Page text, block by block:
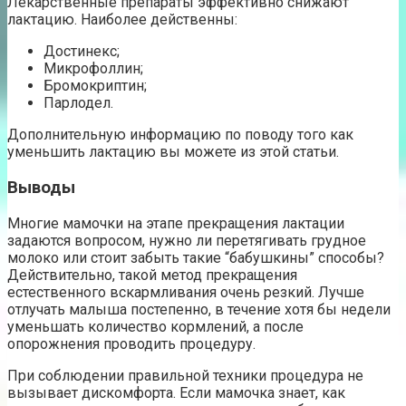
лактацию. Наиболее действенны:
Достинекс;
Микрофоллин;
Бромокриптин;
Парлодел.
Дополнительную информацию по поводу того как
уменьшить лактацию вы можете из этой статьи.
Выводы
Многие мамочки на этапе прекращения лактации
задаются вопросом, нужно ли перетягивать грудное
молоко или стоит забыть такие “бабушкины” способы?
Действительно, такой метод прекращения
естественного вскармливания очень резкий. Лучше
отлучать малыша постепенно, в течение хотя бы недели
уменьшать количество кормлений, а после
опорожнения проводить процедуру.
При соблюдении правильной техники процедура не
вызывает дискомфорта. Если мамочка знает, как